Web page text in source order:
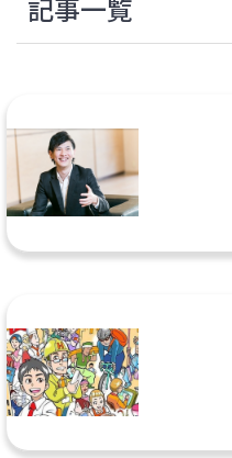
記事一覧